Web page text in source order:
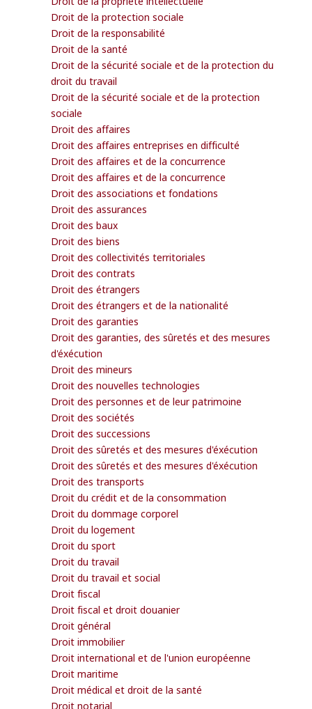
Droit de la protection sociale
Droit de la responsabilité
Droit de la santé
Droit de la sécurité sociale et de la protection du
droit du travail
Droit de la sécurité sociale et de la protection
sociale
Droit des affaires
Droit des affaires entreprises en difficulté
Droit des affaires et de la concurrence
Droit des affaires et de la concurrence
Droit des associations et fondations
Droit des assurances
Droit des baux
Droit des biens
Droit des collectivités territoriales
Droit des contrats
Droit des étrangers
Droit des étrangers et de la nationalité
Droit des garanties
Droit des garanties, des sûretés et des mesures
d'éxécution
Droit des mineurs
Droit des nouvelles technologies
Droit des personnes et de leur patrimoine
Droit des sociétés
Droit des successions
Droit des sûretés et des mesures d'éxécution
Droit des sûretés et des mesures d'éxécution
Droit des transports
Droit du crédit et de la consommation
Droit du dommage corporel
Droit du logement
Droit du sport
Droit du travail
Droit du travail et social
Droit fiscal
Droit fiscal et droit douanier
Droit général
Droit immobilier
Droit international et de l'union européenne
Droit maritime
Droit médical et droit de la santé
Droit notarial